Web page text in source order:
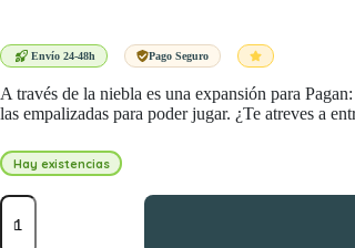
era:
es:
Envío 24-48h Pago Seguro
A través de la niebla es una expansión para
las empalizadas para poder jugar. ¿Te atreves a
Hay existencias
A
través